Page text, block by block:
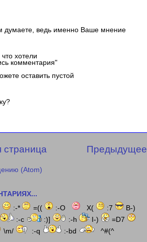
думаете, ведь именно Ваше мнение
хотели
комментария"
оставить пустой
Предыдущее
страница
(Atom)
:-* =(( :-O X( :7
B-)
:-c :)] :-h I-)
=D7
\m/ :-q :-bd ^#(^